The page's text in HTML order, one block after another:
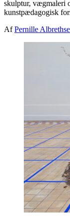
skulptur, vægmaleri
kunstpædagogisk
AfPernille